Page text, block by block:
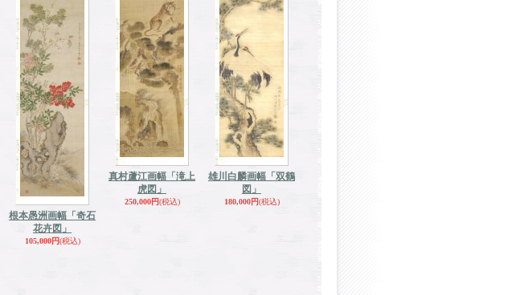
根本愚洲画幅「奇石
花卉図」
105,000円(税込)
真村蘆江画幅「滝上
虎図」
250,000円(税込)
雄川白麟画幅「双鶴
図」
180,000円(税込)